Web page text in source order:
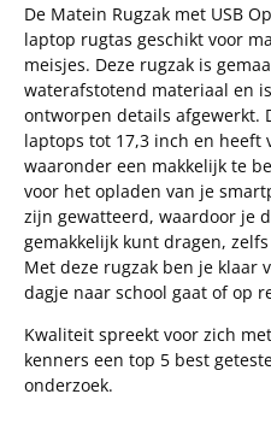
De Matein Rugzak met USB
laptop rugtas geschikt voor
meisjes. Deze rugzak is
waterafstotend materiaal en
ontworpen details afgewerkt.
laptops tot 17,3 inch en heeft
waaronder een makkelijk te
voor het opladen van je
zijn gewatteerd, waardoor je
gemakkelijk kunt dragen,
Met deze rugzak ben je klaar
dagje naar school gaat of op
Kwaliteit spreekt voor zich
kenners een top 5 best
onderzoek.